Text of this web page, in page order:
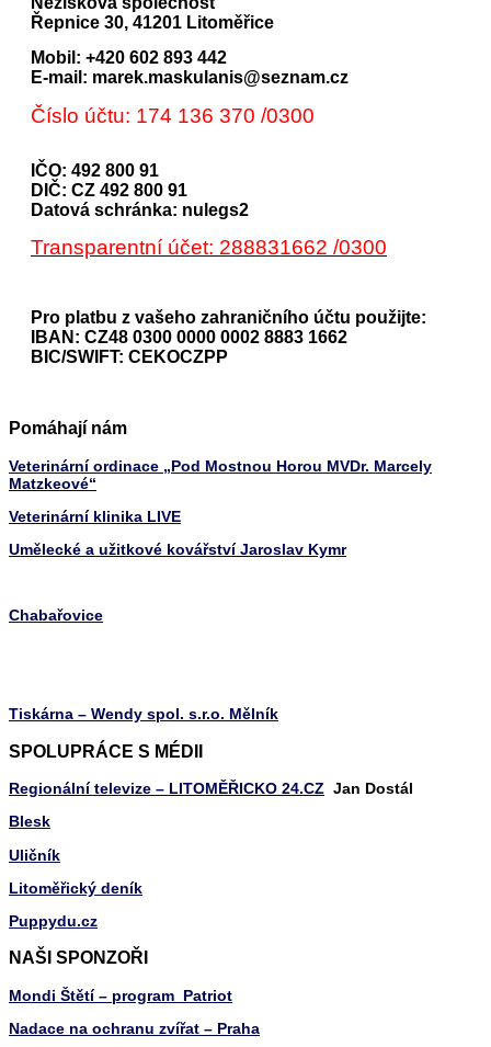
Řepnice 30, 41201 Litoměřice
Mobil: +420 602 893 442
E-mail: marek.maskulanis@seznam.cz
Číslo účtu: 174 136 370 /0300
IČO: 492 800 91
DIČ: CZ 492 800 91
Datová schránka: nulegs2
Transparentní účet: 288831662 /0300
Pro platbu z vašeho zahraničního účtu použijte:
IBAN: CZ48 0300 0000 0002 8883 1662
BIC/SWIFT: CEKOCZPP
Pomáhají nám
Veterinární ordinace „Pod Mostnou Horou MVDr. Marcely
Matzkeové“
Veterinární klinika LIVE
Umělecké a užitkové kovářství Jaroslav Kymr
Chabařovice
Tiskárna – Wendy spol. s.r.o. Mělník
SPOLUPRÁCE S MÉDII
Regionální televize – LITOMĚŘICKO 24.CZ Jan Dostál
Blesk
Uličník
Litoměřický deník
Puppydu.cz
NAŠI SPONZOŘI
Mondi Štětí – program Patriot
Nadace na ochranu zvířat – Praha